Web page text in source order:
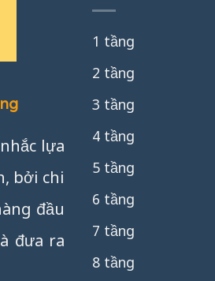
lựa
bởi chi
đầu
đưa ra
1 tầng
2 tầng
3 tầng
4 tầng
5 tầng
6 tầng
7 tầng
8 tầng